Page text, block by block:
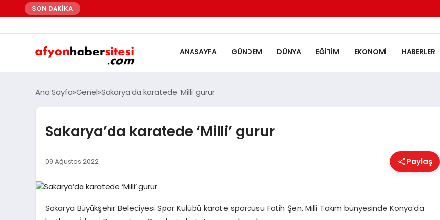
SON DAKİKA
ANASAYFA GÜNDEM DÜNYA EĞITIM EKONOMI HABERLER
Ana Sayfa Genel Sakarya’da karatede ‘Milli’ gurur
Sakarya’da karatede ‘Milli’ gurur
09 Ağustos 2022 Paylaş
Sakarya Büyükşehir Belediyesi Spor Kulübü karate sporcusu Fatih Şen, Milli Takım bünyesinde Konya’da